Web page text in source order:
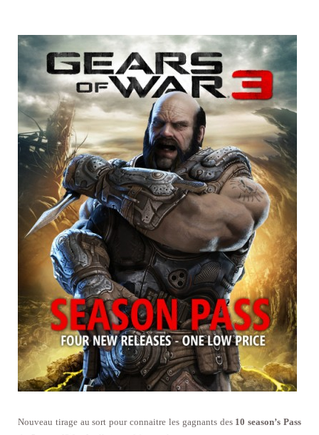
Nouveau tirage au sort pour connaitre les gagnants des 10 season’s Pass